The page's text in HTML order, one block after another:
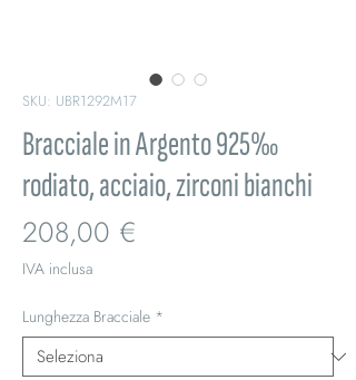
SKU: UBR1292M17
Bracciale in Argento 925‰
rodiato, acciaio, zirconi bianchi
208,00 €
IVA inclusa
Lunghezza Bracciale *